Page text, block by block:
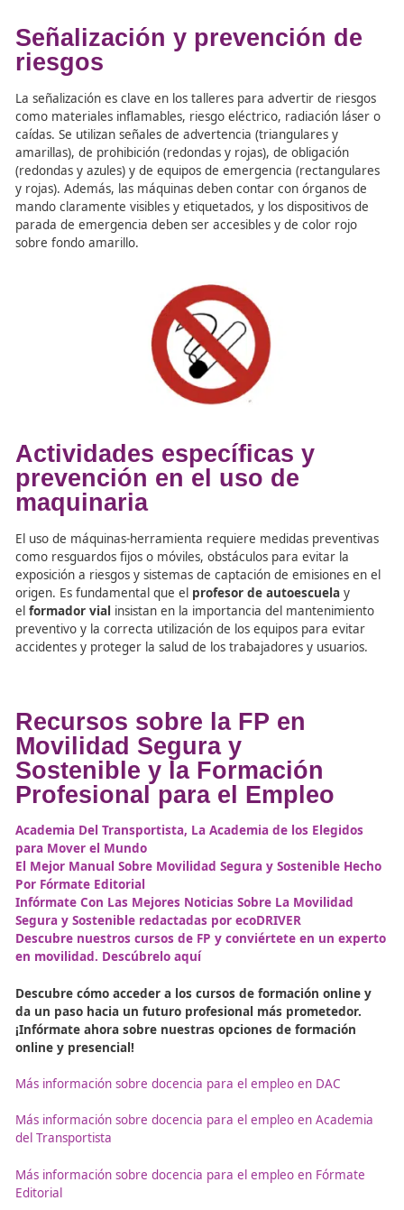
El profesor escuela de conductores
debe conocer y
la importancia del orden y la limpieza en el taller, así
cumplimiento de las normas de seguridad:
Mantener limpio el puesto de trabajo y recoger
herramientas tras su uso.
No sobrecargar estanterías ni dejar objetos en el
Mantener libres y señalizadas las zonas de paso y
accesos a extintores y equipos de emergencia.
Controlar la temperatura, humedad y ventilación
evitar riesgos para la salud.
evitar deslumbramientos.
Cumplir con los niveles de ruido permitidos y
protección auditiva cuando sea necesario.
Señalización y prevención
riesgos
La señalización es clave en los talleres para advertir de
como materiales inflamables, riesgo eléctrico, radiación
amarillas), de prohibición (redondas y rojas), de
(redondas y azules) y de equipos de emergencia
y rojas). Además, las máquinas deben contar con
mando claramente visibles y etiquetados, y los
parada de emergencia deben ser accesibles y de color
sobre fondo amarillo.
Actividades específicas y
prevención en el uso de
maquinaria
El uso de máquinas-herramienta requiere medidas
como resguardos fijos o móviles, obstáculos para evitar
exposición a riesgos y sistemas de captación de
elformador vialinsistan en la importancia del
preventivo y la correcta utilización de los equipos para
accidentes y proteger la salud de los trabajadores y